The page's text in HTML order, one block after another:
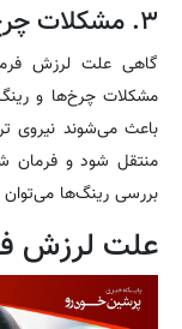
۳. مشکلات چرخ و رینگ
گاهی علت لرزش
مشکلات چرخ‌ها و
باعث می‌شوند نیروی
منتقل شود و فرمان
بررسی رینگ‌ها می‌توان
علت لرزش